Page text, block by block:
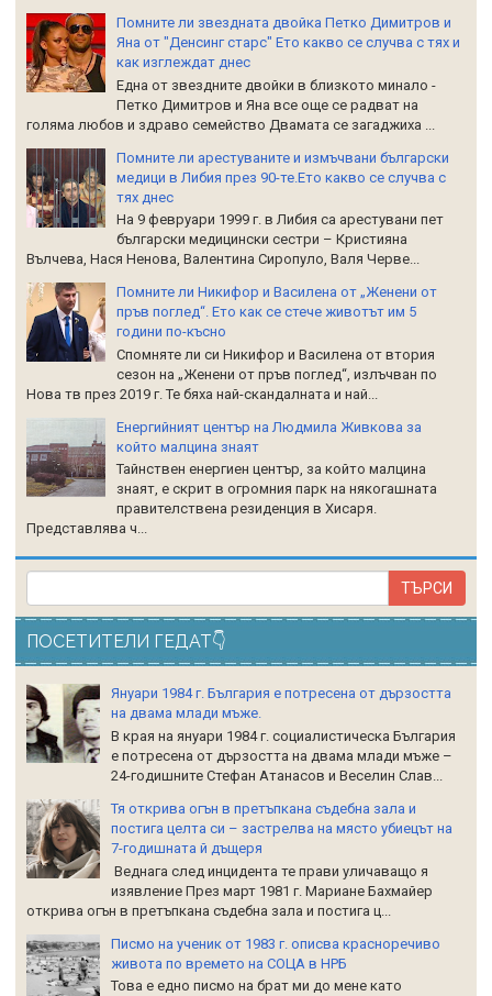
Помните ли звездната двойка Петко Димитров и
Яна от "Денсинг старс" Ето какво се случва с тях и
как изглеждат днес
Една от звездните двойки в близкото минало -
Петко Димитров и Яна все още се радват на
голяма любов и здраво семейство Двамата се загаджиха ...
Помните ли арестуваните и измъчвани български
медици в Либия през 90-те.Ето какво се случва с
тях днес
На 9 февруари 1999 г. в Либия са арестувани пет
български медицински сестри – Кристияна
Вълчева, Нася Ненова, Валентина Сиропуло, Валя Черве...
Помните ли Никифор и Василена от „Женени от
пръв поглед“. Ето как се стече животът им 5
години по-късно
Спомняте ли си Никифор и Василена от втория
сезон на „Женени от пръв поглед“, излъчван по
Нова тв през 2019 г. Те бяха най-скандалната и най...
Енергийният център на Людмила Живкова за
който малцина знаят
Тайнствен енергиен център, за който малцина
знаят, е скрит в огромния парк на някогашната
правителствена резиденция в Хисаря.
Представлява ч...
ПОСЕТИТЕЛИ ГЕДАТ👇
Януари 1984 г. България е потресена от дързостта
на двама млади мъже.
В края на януари 1984 г. социалистическа България
е потресена от дързостта на двама млади мъже –
24-годишните Стефан Атанасов и Веселин Слав...
Тя открива огън в претъпкана съдебна зала и
постига целта си – застрелва на място убиецът на
7-годишната й дъщеря
Веднага след инцидента те прави уличаващо я
изявление През март 1981 г. Мариане Бахмайер
открива огън в претъпкана съдебна зала и постига ц...
Писмо на ученик от 1983 г. описва красноречиво
живота по времето на СОЦА в НРБ
Това е едно писмо на брат ми до мене като